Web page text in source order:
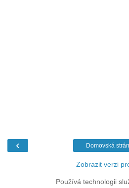
‹ Domovská
Zobrazit verzi
Používá technologii